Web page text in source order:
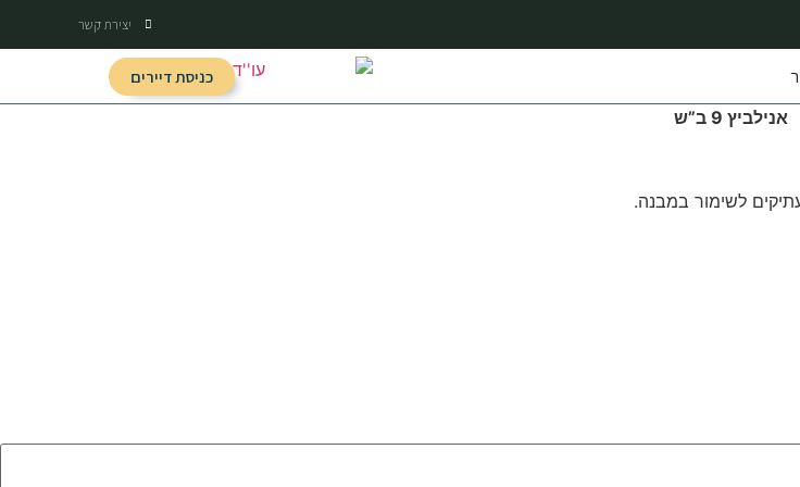
יצירת קשר
כניסת דיירים
אנילביץ 9 ב”ש
לשימור במבנה.